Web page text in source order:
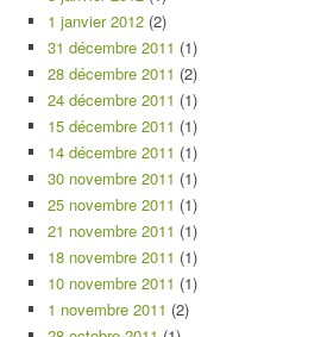
1 janvier 2012 (2)
31 décembre 2011 (1)
28 décembre 2011 (2)
24 décembre 2011 (1)
15 décembre 2011 (1)
14 décembre 2011 (1)
30 novembre 2011 (1)
25 novembre 2011 (1)
21 novembre 2011 (1)
18 novembre 2011 (1)
10 novembre 2011 (1)
1 novembre 2011 (2)